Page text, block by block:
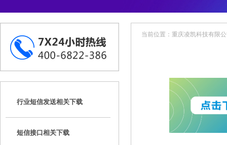
行业短信发送相关下载
短信接口相关下载
当前位置： 重庆凌凯科技有限